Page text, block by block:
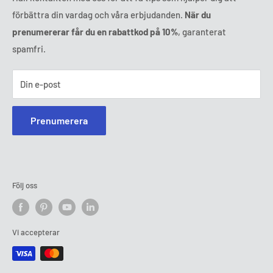
förbättra din vardag och våra erbjudanden. När du
prenumererar får du en rabattkod på 10%, garanterat
spamfri.
Din e-post
Prenumerera
Följ oss
Vi accepterar